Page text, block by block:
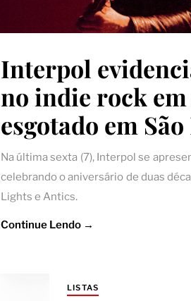
Interpol
no indie rock
esgotado em
Na última sexta (7), Interpol se
celebrando o aniversário de duas
Lights e Antics.
Continue Lendo →
LISTAS